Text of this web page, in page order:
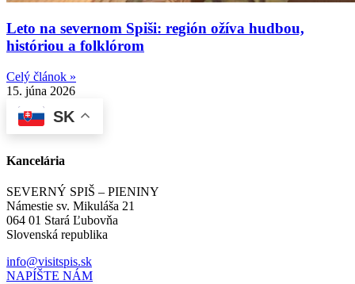
Leto na severnom Spiši: región ožíva hudbou,
históriou a folklórom
Celý článok »
15. júna 2026
SK
Kancelária
SEVERNÝ SPIŠ – PIENINY
Námestie sv. Mikuláša 21
064 01 Stará Ľubovňa
Slovenská republika
info@visitspis.sk
NAPÍŠTE NÁM